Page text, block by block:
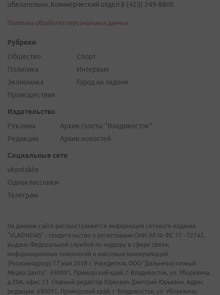
обязательна. Коммерческий отдел 8 (423) 249-8800
Политика обработки персональных данных
Рубрики
Общество
Политика
Экономика
Происшествия
Спорт
Интервью
Город на ладони
Издательство
Реклама
Редакция
Архив газеты "Владивосток"
Архив новостей
Социальные сети
vkontakte
Одноклассники
Телеграм
На данном сайте распространяется информация сетевого издания
"VLADNEWS" - свидетельство о регистрации СМИ ЭЛ № ФС 77 - 72742,
выдано Федеральной службой по надзору в сфере связи,
информационных технологий и массовых коммуникаций
(Роскомнадзор) 17 мая 2018 г. Учредитель ООО "Дальневосточный
Медиа Центр". 690091, Приморский край, г. Владивосток, ул. Уборевича,
д.20А, офис 13. Главный редактор Юркевич Дмитрий Юрьевич. Адрес
редакции: 690091, Приморский край, г. Владивосток, ул. Уборевича,